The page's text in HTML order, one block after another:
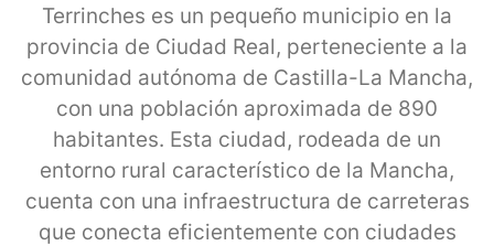
Terrinches es un pequeño municipio en la
provincia de Ciudad Real, perteneciente a la
comunidad autónoma de Castilla-La Mancha,
con una población aproximada de 890
habitantes. Esta ciudad, rodeada de un
entorno rural característico de la Mancha,
cuenta con una infraestructura de carreteras
que conecta eficientemente con ciudades